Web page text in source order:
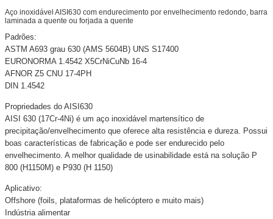
Aço inoxidável AISI630 com endurecimento por envelhecimento redondo, barra
laminada a quente ou forjada a quente
Padrões:
ASTM A693 grau 630 (AMS 5604B) UNS S17400
EURONORMA 1.4542 X5CrNiCuNb 16-4
AFNOR Z5 CNU 17-4PH
DIN 1.4542
Propriedades do AISI630
AISI 630 (17Cr-4Ni) é um aço inoxidável martensítico de
precipitação/envelhecimento que oferece alta resistência e dureza. Possui
boas características de fabricação e pode ser endurecido pelo
envelhecimento. A melhor qualidade de usinabilidade está na solução P
800 (H1150M) e P930 (H 1150)
Aplicativo:
Offshore (foils, plataformas de helicóptero e muito mais)
Indústria alimentar